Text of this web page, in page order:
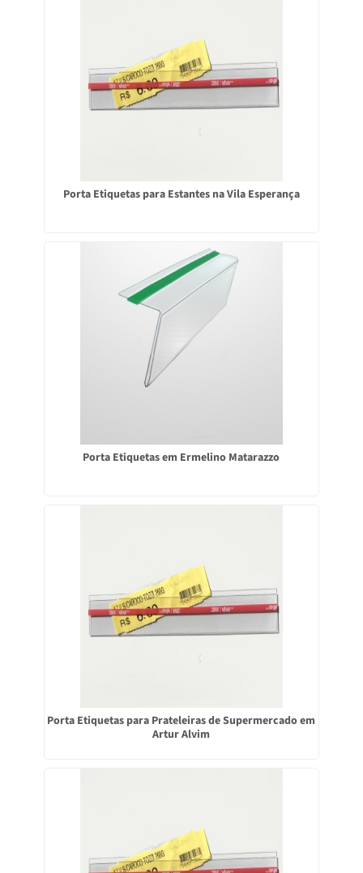
Porta Etiquetas para Estantes na Vila Esperança
Porta Etiquetas em Ermelino Matarazzo
Porta Etiquetas para Prateleiras de Supermercado em
Artur Alvim